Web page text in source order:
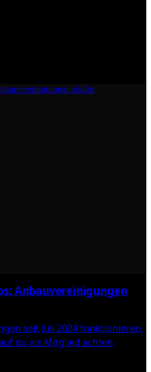
Anbauvereinigungen
seit Juli 2024 funktionieren,
du als Mitglied achten